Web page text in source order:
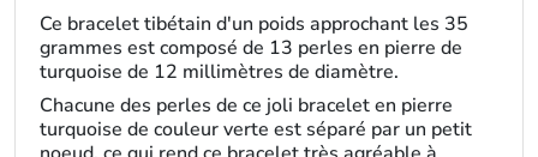
Ce bracelet tibétain d'un poids approchant les 35
grammes est composé de 13 perles en pierre de
turquoise de 12 millimètres de diamètre.
Chacune des perles de ce joli bracelet en pierre
turquoise de couleur verte est séparé par un petit